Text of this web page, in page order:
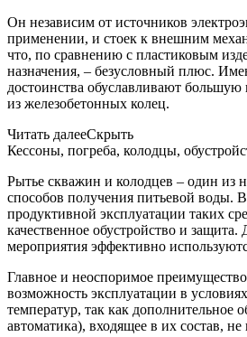
Он независим от источников
применении, и стоек к внешним
что, по сравнению с пластиковым
назначения, – безусловный плюс.
достоинства обуславливают большую
из железобетонных колец.
Читать далееСкрыть
Кессоны, погреба, колодцы,
Рытье скважин и колодцев – один из
способов получения питьевой воды.
продуктивной эксплуатации таких
качественное обустройство и защита.
мероприятия эффективно
Главное и неоспоримое
возможность эксплуатации в
температур, так как дополнительное
автоматика), входящее в их состав,